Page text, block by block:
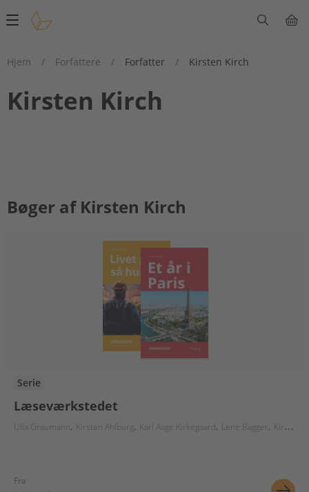
Main
Hjem
/ Forfattere / Forfatter / Kirsten Kirch
Kirsten Kirch
Bøger af Kirsten Kirch
Serie
Læseværkstedet
Ulla Graumann Kirsten Ahlburg Karl Aage Kirkegaard Lene Bagger Kirsten Kirch
Fra